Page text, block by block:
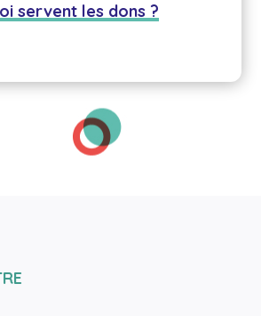
servent les dons ?